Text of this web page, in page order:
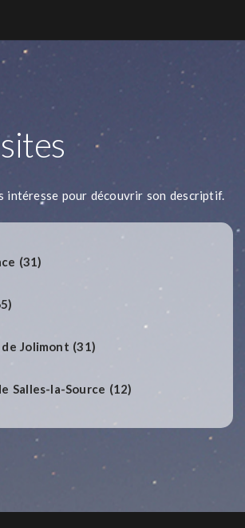
intéresse pour découvrir son descriptif.
(31)
Jolimont (31)
Salles-la-Source (12)